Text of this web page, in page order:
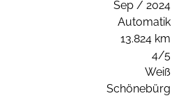
Sep / 2024
Automatik
13.824 km
4/5
Weiß
Schönebürg